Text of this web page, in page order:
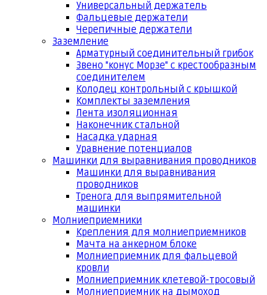
Универсальный держатель
Фальцевые держатели
Черепичные держатели
Заземление
Арматурный соединительный грибок
Звено "конус Морзе" с крестообразным
соединителем
Колодец контрольный с крышкой
Комплекты заземления
Лента изоляционная
Наконечник стальной
Насадка ударная
Уравнение потенциалов
Машинки для выравнивания проводников
Машинки для выравнивания
проводников
Тренога для выпрямительной
машинки
Молниеприемники
Крепления для молниеприемников
Мачта на анкерном блоке
Молниеприемник для фальцевой
кровли
Молниеприемник клетевой-тросовый
Молниеприемник на дымоход